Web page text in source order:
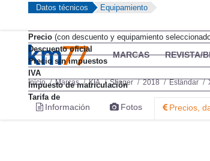
Precio(con descuento y equipamiento seleccionado)
Descuento oficial
Precio sin impuestos
IVA
Impuesto de matriculación
Tarifa de